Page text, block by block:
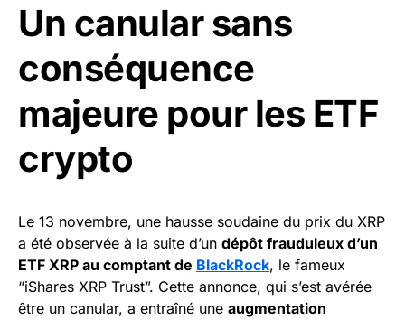
Un canular sans
conséquence
majeure pour les ETF
crypto
Le 13 novembre, une hausse soudaine du prix du XRP
a été observée à la suite d’un dépôt frauduleux d’un
ETF XRP au comptant de BlackRock, le fameux
“iShares XRP Trust”. Cette annonce, qui s’est avérée
être un canular, a entraîné une augmentation